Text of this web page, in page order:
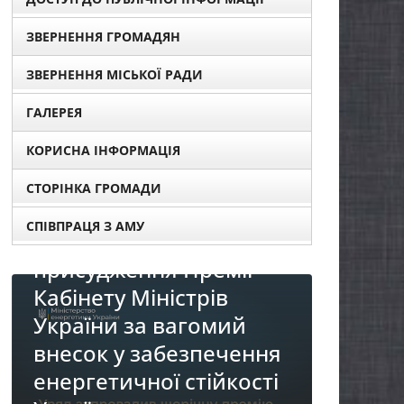
ЗВЕРНЕННЯ ГРОМАДЯН
ЗВЕРНЕННЯ МІСЬКОЇ РАДИ
ГАЛЕРЕЯ
КОРИСНА ІНФОРМАЦІЯ
СТОРІНКА ГРОМАДИ
СПІВПРАЦЯ З АМУ
для
До уваги представників
бізнесу!